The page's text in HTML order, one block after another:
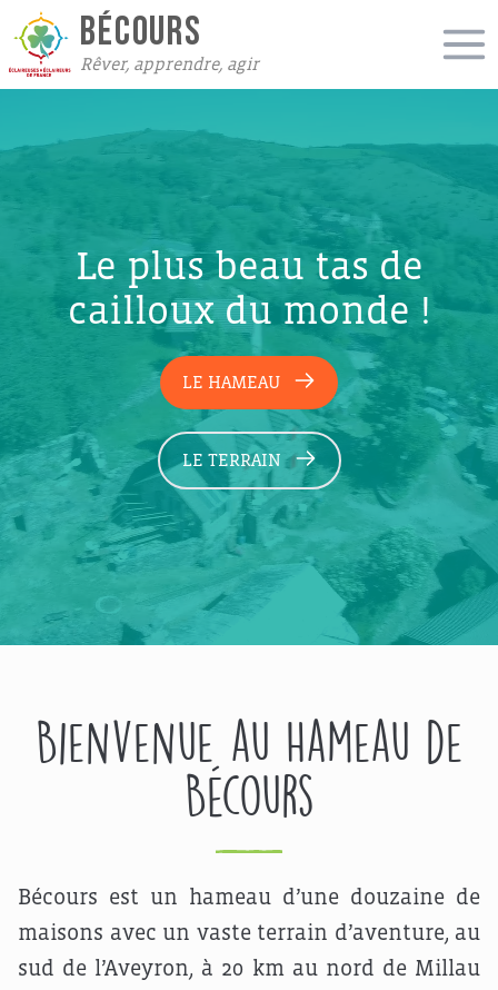
BÉCOURS
Rêver, apprendre, agir
Le plus beau tas de
cailloux du monde !
LE HAMEAU
LE TERRAIN
Bienvenue au Hameau de
Bécours
Bécours est un hameau d’une douzaine de
maisons avec un vaste terrain d’aventure, au
sud de l’Aveyron, à 20 km au nord de Millau